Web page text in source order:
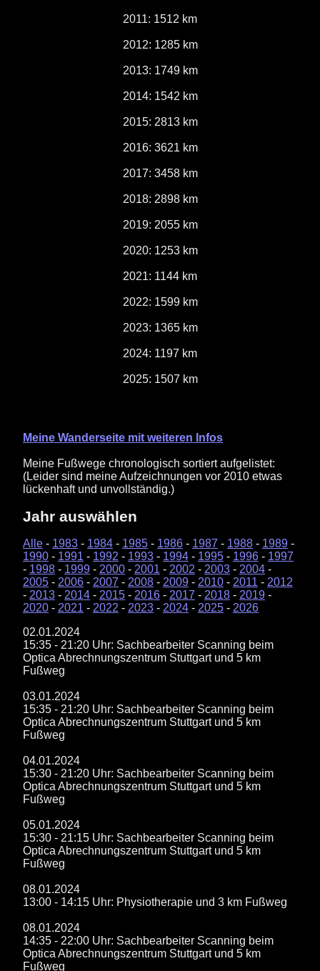
2011: 1512 km
2012: 1285 km
2013: 1749 km
2014: 1542 km
2015: 2813 km
2016: 3621 km
2017: 3458 km
2018: 2898 km
2019: 2055 km
2020: 1253 km
2021: 1144 km
2022: 1599 km
2023: 1365 km
2024: 1197 km
2025: 1507 km
Meine Wanderseite mit weiteren Infos
Meine Fußwege chronologisch sortiert aufgelistet:
(Leider sind meine Aufzeichnungen vor 2010 etwas
lückenhaft und unvollständig.)
Jahr auswählen
Alle - 1983 - 1984 - 1985 - 1986 - 1987 - 1988 - 1989 -
1990 - 1991 - 1992 - 1993 - 1994 - 1995 - 1996 - 1997
- 1998 - 1999 - 2000 - 2001 - 2002 - 2003 - 2004 -
2005 - 2006 - 2007 - 2008 - 2009 - 2010 - 2011 - 2012
- 2013 - 2014 - 2015 - 2016 - 2017 - 2018 - 2019 -
2020 - 2021 - 2022 - 2023 - 2024 - 2025 - 2026
02.01.2024
15:35 - 21:20 Uhr: Sachbearbeiter Scanning beim
Optica Abrechnungszentrum Stuttgart und 5 km
Fußweg
03.01.2024
15:35 - 21:20 Uhr: Sachbearbeiter Scanning beim
Optica Abrechnungszentrum Stuttgart und 5 km
Fußweg
04.01.2024
15:30 - 21:20 Uhr: Sachbearbeiter Scanning beim
Optica Abrechnungszentrum Stuttgart und 5 km
Fußweg
05.01.2024
15:30 - 21:15 Uhr: Sachbearbeiter Scanning beim
Optica Abrechnungszentrum Stuttgart und 5 km
Fußweg
08.01.2024
13:00 - 14:15 Uhr: Physiotherapie und 3 km Fußweg
08.01.2024
14:35 - 22:00 Uhr: Sachbearbeiter Scanning beim
Optica Abrechnungszentrum Stuttgart und 5 km
Fußweg